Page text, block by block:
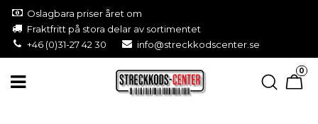
Oslagbara priser året om
Fraktfritt på stora delar av sortimentet
+46 (0)31-27 42 30
info@streckkodscenter.se
0